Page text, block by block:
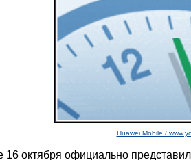
Huawei Mobile /
октября официально